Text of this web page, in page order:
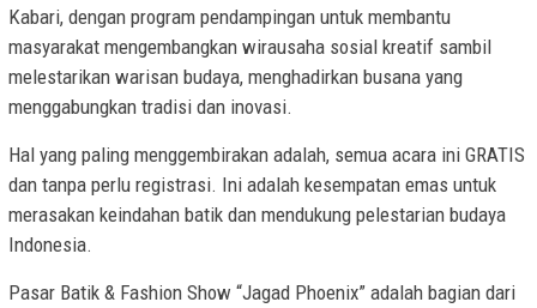
Kabari, dengan program pendampingan untuk membantu
masyarakat mengembangkan wirausaha sosial kreatif sambil
melestarikan warisan budaya, menghadirkan busana yang
menggabungkan tradisi dan inovasi.
Hal yang paling menggembirakan adalah, semua acara ini GRATIS
dan tanpa perlu registrasi. Ini adalah kesempatan emas untuk
merasakan keindahan batik dan mendukung pelestarian budaya
Indonesia.
Pasar Batik & Fashion Show “Jagad Phoenix” adalah bagian dari